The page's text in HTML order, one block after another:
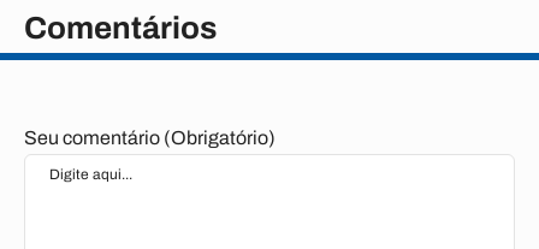
Comentários
Seu comentário (Obrigatório)